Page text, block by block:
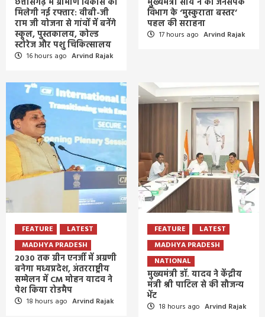
छत्तीसगढ़ में ग्रामीण विकास को
मिलेगी नई रफ्तार: वीबी-जी
राम जी योजना से गांवों में बनेंगे
स्कूल, पुस्तकालय, कोल्ड
स्टोरेज और पशु चिकित्सालय
16 hours ago Arvind Rajak
मुख्यमंत्री साय ने की जनसंपर्क
विभाग के ‘मुस्कुराता बस्तर’
पहल की सराहना
17 hours ago Arvind Rajak
FEATURE
LATEST
MADHYA PRADESH
2030 तक ग्रीन एनर्जी में अग्रणी
बनेगा मध्यप्रदेश, अंतरराष्ट्रीय
सम्मेलन में CM मोहन यादव ने
पेश किया रोडमैप
18 hours ago Arvind Rajak
FEATURE
LATEST
MADHYA PRADESH
NATIONAL
मुख्यमंत्री डॉ. यादव ने केंद्रीय
मंत्री श्री पाटिल से की सौजन्य
भेंट
18 hours ago Arvind Rajak